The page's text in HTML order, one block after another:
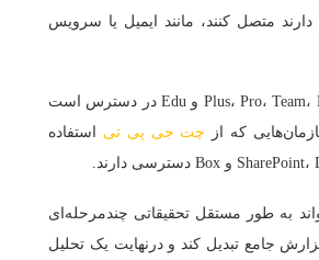
متصل کنند، مانند ایمیل یا سرویس
ویژگی جدید اتصالات در Deep Research برای تمام مشترکان پرداختی از جمله Plus، Pro، Team، Enterprise و Edu در دسترس است
چت‌ جی‌ پی‌ تی استفاده
به طور مستقل تحقیقاتی چندمرحله‌ای
جامع تبدیل کند و درنهایت یک تحلیل